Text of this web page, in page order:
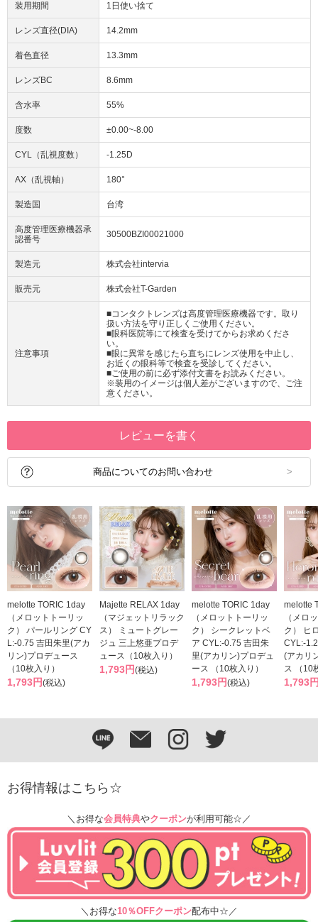
装用期間 1日使い捨て
レンズ直径(DIA) 14.2mm
着色直径 13.3mm
レンズBC 8.6mm
含水率 55%
度数 ±0.00~-8.00
CYL（乱視度数） -1.25D
AX（乱視軸） 180°
製造国 台湾
高度管理医療機器承
認番号
30500BZI00021000
製造元 株式会社intervia
販売元 株式会社T-Garden
注意事項
■コンタクトレンズは高度管理医療機器です。取り
扱い方法を守り正しくご使用ください。
■眼科医院等にて検査を受けてからお求めくださ
い。
■眼に異常を感じたら直ちにレンズ使用を中止し、
お近くの眼科等で検査を受診してください。
■ご使用の前に必ず添付文書をお読みください。
※装用のイメージは個人差がございますので、ご注
意ください。
レビューを書く
商品についてのお問い合わせ
melotte TORIC 1day
（メロットトーリッ
ク） パールリング CY
L:-0.75 吉田朱里(アカ
リン)プロデュース
（10枚入り）
1,793円(税込)
Majette RELAX 1day
（マジェットリラック
ス） ミュートグレー
ジュ 三上悠亜プロデ
ュース（10枚入り）
1,793円(税込)
melotte TORIC 1day
（メロットトーリッ
ク） シークレットベ
ア CYL:-0.75 吉田朱
里(アカリン)プロデュ
ース （10枚入り）
1,793円(税込)
melotte
（メロ
ク） ヒ
CYL:-
(アカリ
ス （10
1,793
お得情報はこちら☆
＼お得な会員特典やクーポンが利用可能☆／
＼お得な10％OFFクーポン配布中☆／